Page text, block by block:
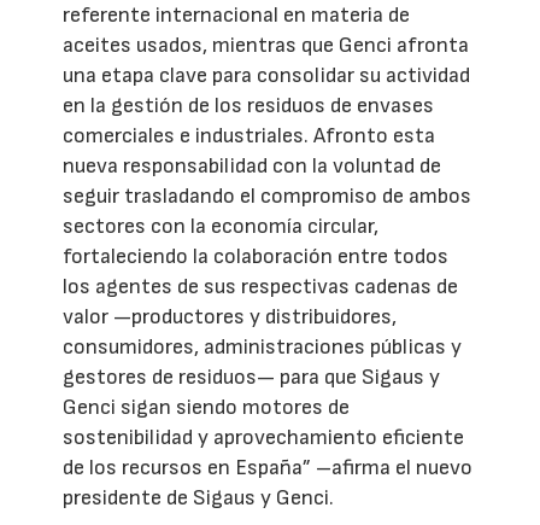
referente internacional en materia de
aceites usados, mientras que Genci afronta
una etapa clave para consolidar su actividad
en la gestión de los residuos de envases
comerciales e industriales. Afronto esta
nueva responsabilidad con la voluntad de
seguir trasladando el compromiso de ambos
sectores con la economía circular,
fortaleciendo la colaboración entre todos
los agentes de sus respectivas cadenas de
valor —productores y distribuidores,
consumidores, administraciones públicas y
gestores de residuos— para que Sigaus y
Genci sigan siendo motores de
sostenibilidad y aprovechamiento eficiente
de los recursos en España” –afirma el nuevo
presidente de Sigaus y Genci.